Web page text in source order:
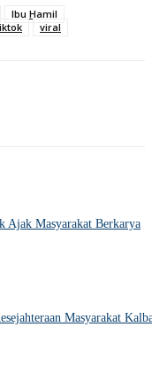
Ibu Hamil
viral
Ajak Masyarakat Berkarya
Masyarakat